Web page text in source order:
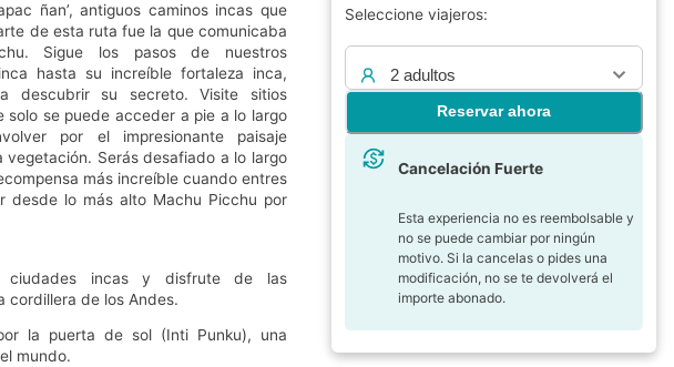
ñan’, antiguos caminos incas que
de esta ruta fue la que comunicaba
Sigue los pasos de nuestros
hasta su increíble fortaleza inca,
descubrir su secreto. Visite sitios
solo se puede acceder a pie a lo largo
por el impresionante paisaje
vegetación. Serás desafiado a lo largo
más increíble cuando entres
desde lo más alto Machu Picchu por
incas y disfrute de las
cordillera de los Andes.
la puerta de sol (Inti Punku), una
mundo.
Seleccione viajeros:
2 adultos
Reservar ahora
Cancelación Fuerte
Esta experiencia no es reembolsable y
no se puede cambiar por ningún
motivo. Si la cancelas o pides una
modificación, no se te devolverá el
importe abonado.